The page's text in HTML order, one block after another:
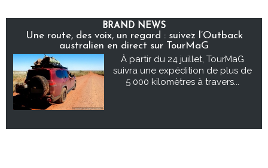
BRAND NEWS
Une route, des voix, un regard : suivez l’Outback
australien en direct sur TourMaG
À partir du 24 juillet, TourMaG
suivra une expédition de plus de
5 000 kilomètres à travers...